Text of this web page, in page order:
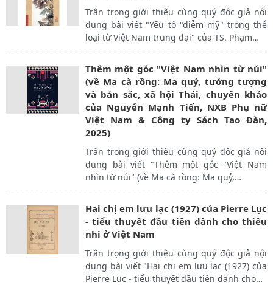
Trân trọng giới thiệu cùng quý độc giả nội
dung bài viết "Yếu tố "diễm mỹ" trong thể
loại từ Việt Nam trung đại" của TS. Phạm…
Thêm một góc "Việt Nam nhìn từ núi"
(về Ma cà rồng: Ma quỷ, tưởng tượng
và bản sắc, xã hội Thái, chuyên khảo
của Nguyễn Mạnh Tiến, NXB Phụ nữ
Việt Nam & Công ty Sách Tao Đàn,
2025)
Trân trọng giới thiệu cùng quý độc giả nội
dung bài viết "Thêm một góc "Việt Nam
nhìn từ núi" (về Ma cà rồng: Ma quỷ,…
Hai chị em lưu lạc (1927) của Pierre Lục
- tiểu thuyết đầu tiên dành cho thiếu
nhi ở Việt Nam
Trân trọng giới thiệu cùng quý độc giả nội
dung bài viết "Hai chị em lưu lạc (1927) của
Pierre Lục - tiểu thuyết đầu tiên dành cho…